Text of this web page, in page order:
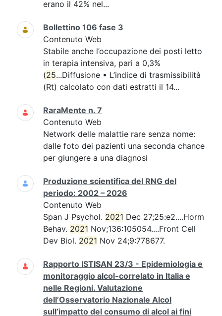
erano il 42% nel...
Bollettino 106 fase 3
Contenuto Web
Stabile anche l’occupazione dei posti letto
in terapia intensiva, pari a 0,3%
(25...Diffusione • L’indice di trasmissibilità
(Rt) calcolato con dati estratti il 14...
RaraMente n. 7
Contenuto Web
Network delle malattie rare senza nome:
dalle foto dei pazienti una seconda chance
per giungere a una diagnosi
Produzione scientifica del RNG del
periodo: 2002 – 2026
Contenuto Web
Span J Psychol. 2021 Dec 27;25:e2....Horm
Behav. 2021 Nov;136:105054....Front Cell
Dev Biol. 2021 Nov 24;9:778677.
Rapporto ISTISAN 23/3 - Epidemiologia e
monitoraggio alcol-correlato in Italia e
nelle Regioni. Valutazione
dell’Osservatorio Nazionale Alcol
sull’impatto del consumo di alcol ai fini